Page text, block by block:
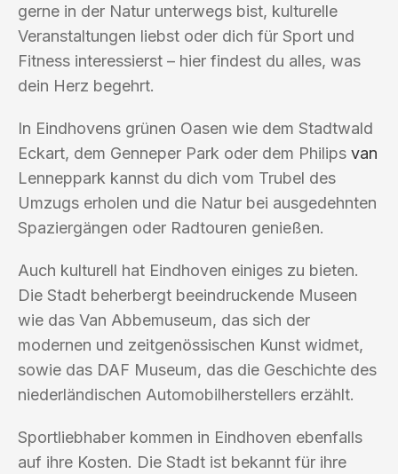
gerne in der Natur unterwegs bist, kulturelle
Veranstaltungen liebst oder dich für Sport und
Fitness interessierst – hier findest du alles, was
dein Herz begehrt.
In Eindhovens grünen Oasen wie dem Stadtwald
Eckart, dem Genneper Park oder dem Philips van
Lenneppark kannst du dich vom Trubel des
Umzugs erholen und die Natur bei ausgedehnten
Spaziergängen oder Radtouren genießen.
Auch kulturell hat Eindhoven einiges zu bieten.
Die Stadt beherbergt beeindruckende Museen
wie das Van Abbemuseum, das sich der
modernen und zeitgenössischen Kunst widmet,
sowie das DAF Museum, das die Geschichte des
niederländischen Automobilherstellers erzählt.
Sportliebhaber kommen in Eindhoven ebenfalls
auf ihre Kosten. Die Stadt ist bekannt für ihre